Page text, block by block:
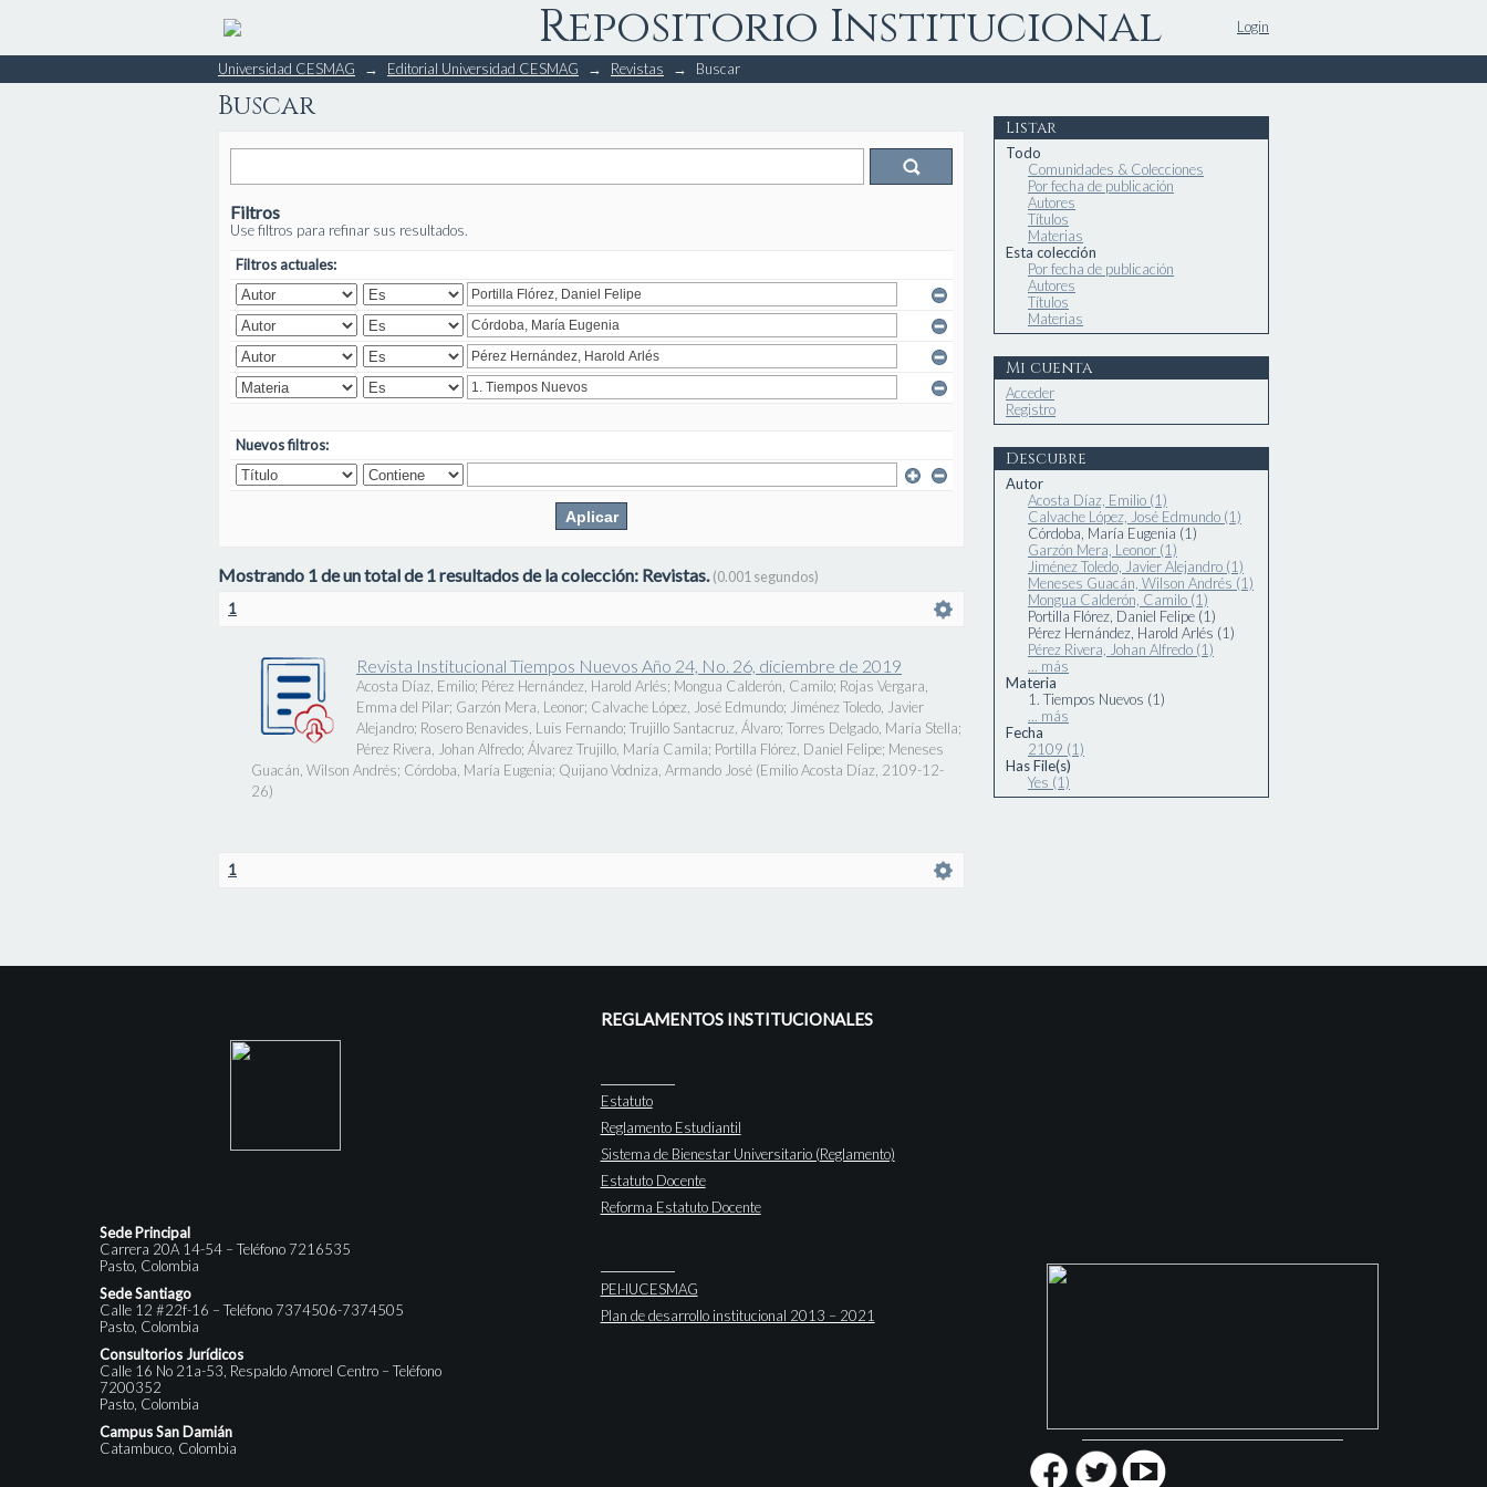
Repositorio Institucional
Buscar
Login
Universidad CESMAG → Editorial Universidad CESMAG → Revistas → Buscar
Buscar
Filtros
Use filtros para refinar sus resultados.
Filtros actuales:
Nuevos filtros:
Mostrando 1 de un total de 1 resultados de la colección: Revistas.(0.001 segundos)
1
Revista Institucional Tiempos Nuevos Año 24, No. 26, diciembre de 2019
Acosta Díaz, Emilio; Pérez Hernández, Harold Arlés; Mongua Calderón, Camilo; Rojas Vergara,
Emma del Pilar; Garzón Mera, Leonor; Calvache López, José Edmundo; Jiménez Toledo, Javier
Alejandro; Rosero Benavides, Luis Fernando; Trujillo Santacruz, Álvaro; Torres Delgado, María Stella;
Pérez Rivera, Johan Alfredo; Álvarez Trujillo, María Camila; Portilla Flórez, Daniel Felipe; Meneses
Guacán, Wilson Andrés; Córdoba, María Eugenia; Quijano Vodniza, Armando José (Emilio Acosta Díaz 2109-12-
26)
1
Listar
Todo
Comunidades & Colecciones
Por fecha de publicación
Autores
Títulos
Materias
Esta colección
Por fecha de publicación
Autores
Títulos
Materias
Mi cuenta
Acceder
Registro
Descubre
Autor
Acosta Díaz, Emilio (1)
Calvache López, José Edmundo (1)
Córdoba, María Eugenia (1)
Garzón Mera, Leonor (1)
Jiménez Toledo, Javier Alejandro (1)
Meneses Guacán, Wilson Andrés (1)
Mongua Calderón, Camilo (1)
Portilla Flórez, Daniel Felipe (1)
Pérez Hernández, Harold Arlés (1)
Pérez Rivera, Johan Alfredo (1)
... más
Materia
1. Tiempos Nuevos (1)
... más
Fecha
2109 (1)
Has File(s)
Yes (1)
Sede Principal
Carrera 20A 14-54 – Teléfono 7216535
Pasto, Colombia
Sede Santiago
Calle 12 #22f-16 – Teléfono 7374506-7374505
Pasto, Colombia
Consultorios Jurídicos
Calle 16 No 21a-53, Respaldo Amorel Centro – Teléfono
7200352
Pasto, Colombia
Campus San Damián
Catambuco, Colombia
REGLAMENTOS INSTITUCIONALES
Estatuto
Reglamento Estudiantil
Sistema de Bienestar Universitario (Reglamento)
Estatuto Docente
Reforma Estatuto Docente
PEI-IUCESMAG
Plan de desarrollo institucional 2013 – 2021